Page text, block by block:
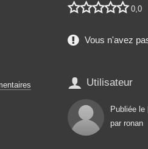
 0,0
Vous n'avez
 Utilisateur
Publiée le
par ronan